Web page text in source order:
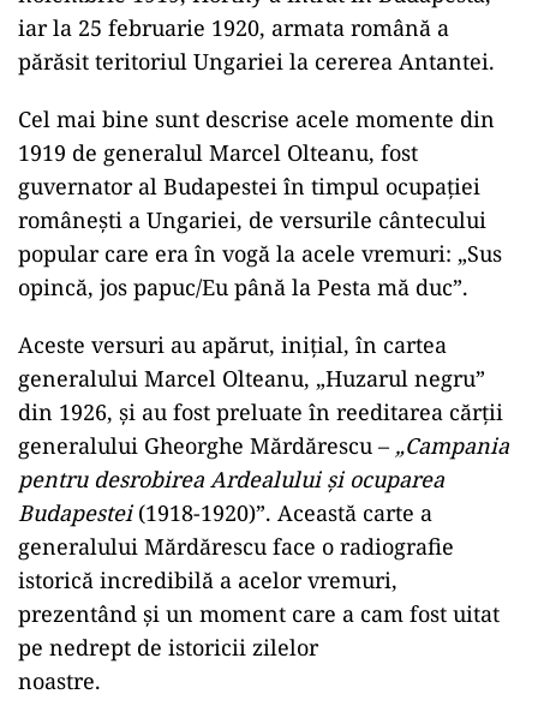
iar la 25 februarie 1920, armata română a
părăsit teritoriul Ungariei la cererea Antantei.
Cel mai bine sunt descrise acele momente din
1919 de generalul Marcel Olteanu, fost
guvernator al Budapestei în timpul ocupaţiei
româneşti a Ungariei, de versurile cântecului
popular care era în vogă la acele vremuri: „Sus
opincă, jos papuc/Eu până la Pesta mă duc”.
Aceste versuri au apărut, iniţial, în cartea
generalului Marcel Olteanu, „Huzarul negru”
din 1926, şi au fost preluate în reeditarea cărţii
generalului Gheorghe Mărdărescu – „Campania
pentru desrobirea Ardealului şi ocuparea
Budapestei(1918-1920)”. Această carte a
generalului Mărdărescu face o radiografie
istorică incredibilă a acelor vremuri,
prezentând și un moment care a cam fost uitat
pe nedrept de istoricii zilelor
noastre.